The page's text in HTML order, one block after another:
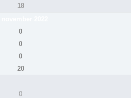
18
0
0
0
20
0